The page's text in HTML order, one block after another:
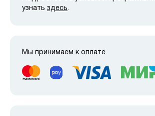
узнать здесь.
Мы принимаем к оплате